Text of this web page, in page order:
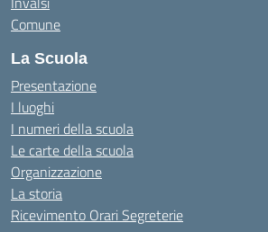
Comune
La Scuola
Presentazione
I luoghi
I numeri della scuola
Le carte della scuola
Organizzazione
La storia
Ricevimento Orari Segreterie